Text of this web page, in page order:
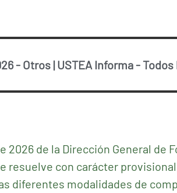
- Otros |USTEA Informa-
2026 de la Dirección General de
resuelve con carácter
diferentes modalidades de